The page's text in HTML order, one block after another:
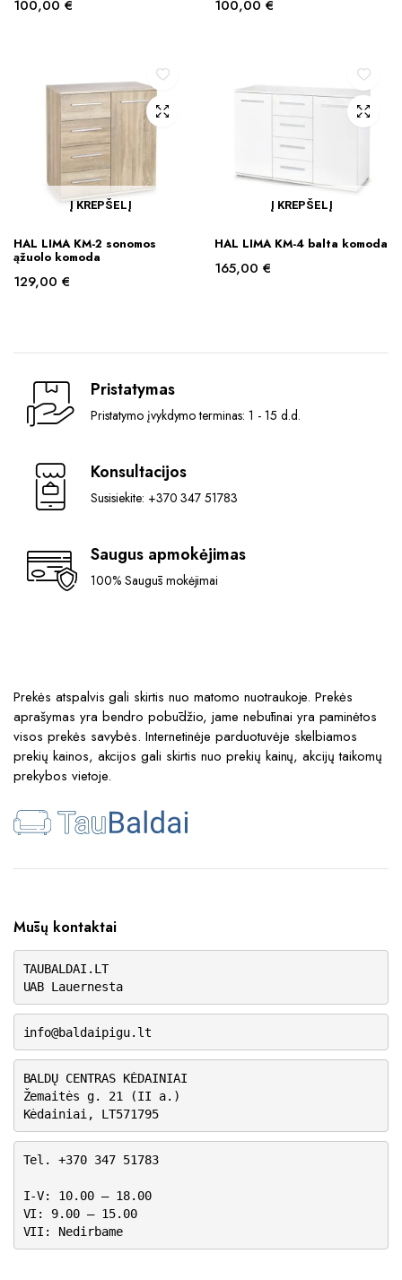
100,00 € 100,00 €
Į KREPŠELĮ
HAL LIMA KM-2 sonomos
ąžuolo komoda
129,00 €
Į KREPŠELĮ
HAL LIMA KM-4 balta komoda
165,00 €
Pristatymas
Pristatymo įvykdymo terminas: 1 - 15 d.d.
Konsultacijos
Susisiekite: +370 347 51783
Saugus apmokėjimas
100% Saugūs mokėjimai
Prekės atspalvis gali skirtis nuo matomo nuotraukoje. Prekės
aprašymas yra bendro pobūdžio, jame nebūtinai yra paminėtos
visos prekės savybės. Internetinėje parduotuvėje skelbiamos
prekių kainos, akcijos gali skirtis nuo prekių kainų, akcijų taikomų
prekybos vietoje.
Mūsų kontaktai
TAUBALDAI.LT
UAB Lauernesta
info@baldaipigu.lt
BALDŲ CENTRAS KĖDAINIAI
Žemaitės g. 21 (II a.)
Kėdainiai, LT571795
Tel. +370 347 51783
I-V: 10.00 – 18.00
VI: 9.00 – 15.00
VII: Nedirbame